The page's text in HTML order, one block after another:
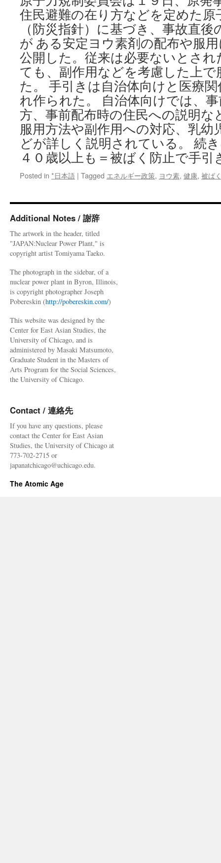
住民避難の在り方などを定めた原
（防災指針）に基づき、事故直
が ある安定ヨウ素剤の配布や服
公開した。従来は必要ないとさ
ても、副作用などを考慮した上
た。 手引きは自治体向けと医療
れ作られた。 自治体向けでは、
方、事前配布時の住民への説明な
服用方法や副作用への対応、乳幼
どが詳しく説明されている。 続
４０歳以上も＝被ばく防止で手引
Posted in *日本語 | Tagged エネルギー政策, ヨウ素, 健康, 被ば
Additional Notes / 謝辞
The artwork in the header, titled
"JAPAN:Nuclear Power Plant," is
copyright artist Tomiyama Taeko.
The photograph in the sidebar, of a
nuclear power plant in Byron, Illinois,
is copyright photographer Joseph
Pobereskin (http://pobereskin.com/)
This website was designed by the
Center for East Asian Studies, the
University of Chicago, and is
administered by Masaki Matsumoto,
Graduate Student in the Masters of
Arts Program for the Social Sciences,
the University of Chicago.
Contact / 連絡先
If you have any questions, please
contact the Center for East Asian
Studies, the University of Chicago at
773-702-2715 or
japanatchicago@uchicago.edu.
The Atomic Age